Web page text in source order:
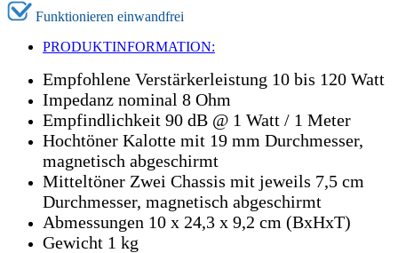
Funktionieren einwandfrei
PRODUKTINFORMATION:
Empfohlene Verstärkerleistung 10 bis 120 Watt
Impedanz nominal 8 Ohm
Empfindlichkeit 90 dB @ 1 Watt / 1 Meter
Hochtöner Kalotte mit 19 mm Durchmesser,
magnetisch abgeschirmt
Mitteltöner Zwei Chassis mit jeweils 7,5 cm
Durchmesser, magnetisch abgeschirmt
Abmessungen 10 x 24,3 x 9,2 cm (BxHxT)
Gewicht 1 kg